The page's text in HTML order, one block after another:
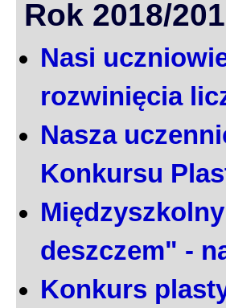
Rok 2018/
Nasi
rozwinięcia
Nasza
Konkursu
deszczem" -
Konkurs